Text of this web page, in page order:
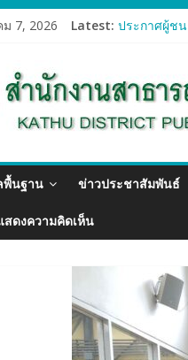
7, 2026 Latest: ประกาศผู้ชน
ประกาศผู้ชน
ประกาศผู้ชน
พื้นฐาน ข่าวประชาสัมพันธ์
สดงความคิดเห็น